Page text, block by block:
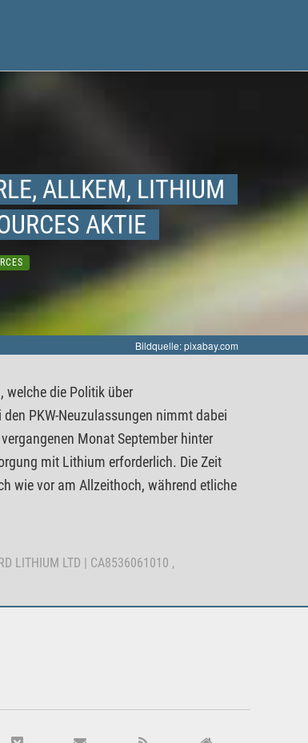
ALLKEM, LITHIUM
AKTIE
Bildquelle: pixabay.com
welche die Politik über
PKW-Neuzulassungen nimmt dabei
Monat September hinter
mit Lithium erforderlich. Die Zeit
wie vor am Allzeithoch, während etliche
LITHIUM LTD | CA8536061010 ,